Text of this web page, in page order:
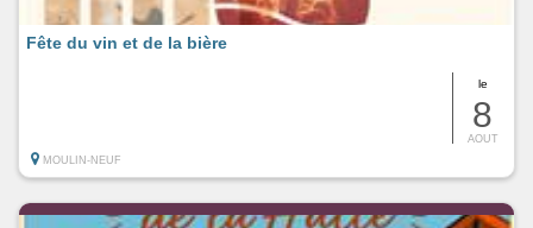
le
8
AOUT
Fête du vin et de la bière
MOULIN-NEUF